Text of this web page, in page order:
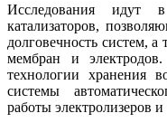
Исследования идут
катализаторов,
долговечность систем,
мембран и
технологии хранения
системы
работы электролизеров